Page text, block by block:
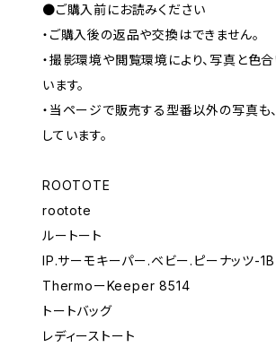
●ご購入前にお読みください
・ご購入後の返品や交換はできません。
・撮影環境や閲覧環境により、写真と色
います。
・当ページで販売する型番以外の写真も
しています。
ROOTOTE
rootote
ルートート
IP.サーモキーパー.ベビー.ピーナッツ-1B
ThermoーKeeper 8514
トートバッグ
レディーストート